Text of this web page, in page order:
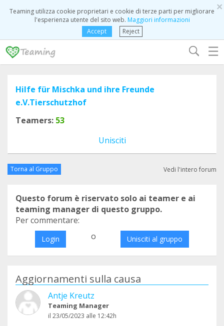
×
Teaming utilizza cookie proprietari e cookie di terze parti per migliorare
l'esperienza utente del sito web. Maggiori informazioni
Accept
Reject
☰
Hilfe für Mischka und ihre Freunde
e.V.Tierschutzhof
Teamers: 53
Unisciti
Torna al Gruppo Vedi l'intero forum
Questo forum è riservato solo ai teamer e ai
teaming manager di questo gruppo.
Per commentare:
Login o Unisciti al gruppo
Aggiornamenti sulla causa
Antje Kreutz
Teaming Manager
il 23/05/2023 alle 12:42h